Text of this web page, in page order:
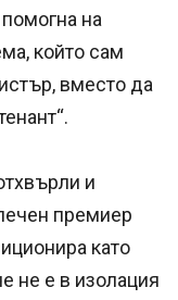
на
който сам
вместо да
и
премиер
като
не е в изолация